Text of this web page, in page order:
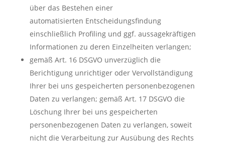
über das Bestehen einer
automatisierten Entscheidungsfindung
einschließlich Profiling und ggf. aussagekräftigen
Informationen zu deren Einzelheiten verlangen;
gemäß Art. 16 DSGVO unverzüglich die
Berichtigung unrichtiger oder Vervollständigung
Ihrer bei uns gespeicherten personenbezogenen
Daten zu verlangen; gemäß Art. 17 DSGVO die
Löschung Ihrer bei uns gespeicherten
personenbezogenen Daten zu verlangen, soweit
nicht die Verarbeitung zur Ausübung des Rechts